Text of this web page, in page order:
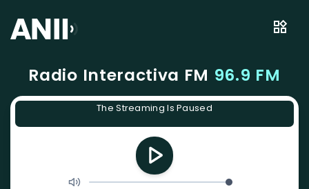
Radio Interactiva FM 96.9 FM
The Streaming Is Paused